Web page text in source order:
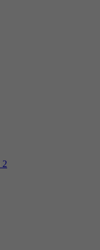
2